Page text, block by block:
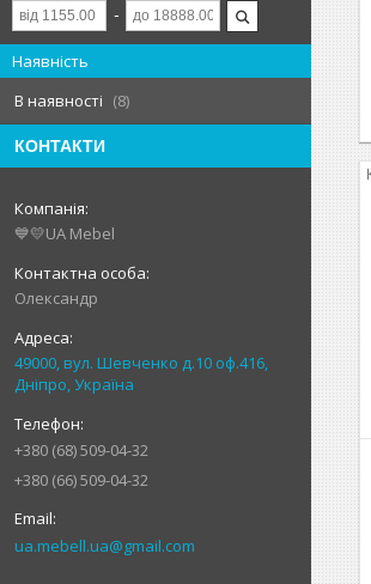
Наявність
В наявності
8
КОНТАКТИ
💙💛UA Mebel
Олександр
49000, вул. Шевченко д.10 оф.416,
Дніпро, Україна
+380 (68) 509-04-32
+380 (66) 509-04-32
ua.mebell.ua@gmail.com